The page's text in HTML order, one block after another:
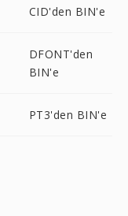
CID'den BIN'e
DFONT'den
BIN'e
PT3'den BIN'e